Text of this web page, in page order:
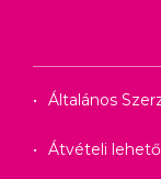
Általános
Átvételi